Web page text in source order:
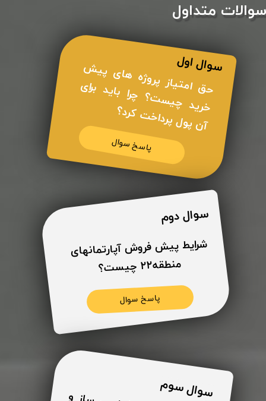
ح
ق امتیاز پروژه
ها
ی پی
ش
خرید
چی
س
ت؟
چرا باید برا
ی
آ
ن پو
ل پردا
خ
ت کرد؟
​ سوال اول
پاسخ سوال
پاسخ سوال
سوال دوم
شرایط پیش فروش آپارتمانهای
منطقه22 چیست؟
سوال سوم
متداول